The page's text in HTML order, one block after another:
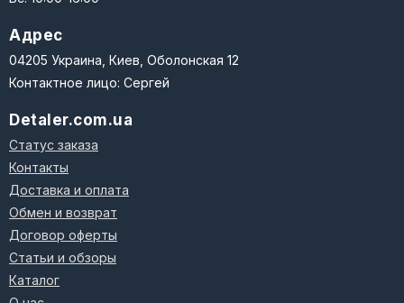
Адрес
04205 Украина, Киев, Оболонская 12
Контактное лицо: Сергей
Detaler.com.ua
Статус заказа
Контакты
Доставка и оплата
Обмен и возврат
Договор оферты
Статьи и обзоры
Каталог